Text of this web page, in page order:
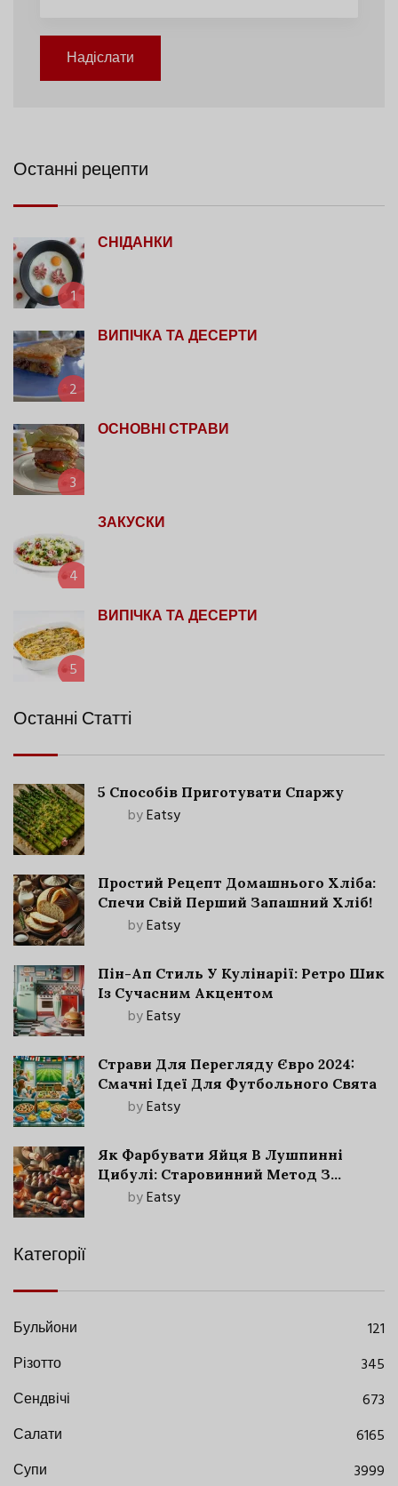
Надіслати
Останні рецепти
1
СНІДАНКИ
2
ВИПІЧКА ТА ДЕСЕРТИ
3
ОСНОВНІ СТРАВИ
4
ЗАКУСКИ
5
ВИПІЧКА ТА ДЕСЕРТИ
Останні Статті
5 Способів Приготувати Спаржу
byEatsy
Простий Рецепт Домашнього Хліба:
Спечи Свій Перший Запашний Хліб!
byEatsy
Пін-Ап Стиль У Кулінарії: Ретро Шик
Із Сучасним Акцентом
byEatsy
Страви Для Перегляду Євро 2024:
Смачні Ідеї Для Футбольного Свята
byEatsy
Як Фарбувати Яйця В Лушпинні
Цибулі: Старовинний Метод З
Сучасними Нюансами
byEatsy
Категорії
Бульйони
121
Різотто
345
Сендвічі
673
Салати
6165
Супи
3999